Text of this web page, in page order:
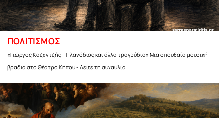
ΠΟΛΙΤΙΣΜΟΣ
«Γιώργος Καζαντζής – Πλανόδιος και άλλα τραγούδια» Μια σπουδαία μουσική
βραδιά στο Θέατρο Κήπου - Δείτε τη συναυλία